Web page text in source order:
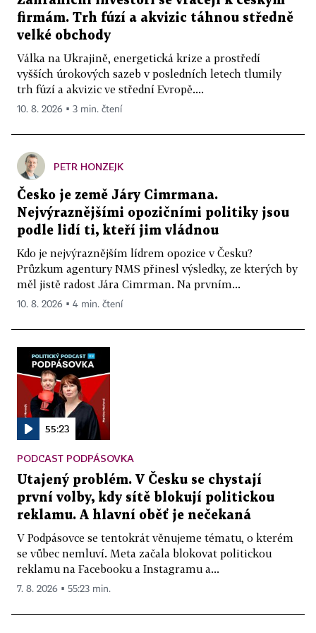
firmám. Trh fúzí a akvizic táhnou středně
velké obchody
Válka na Ukrajině, energetická krize a prostředí
vyšších úrokových sazeb v posledních letech tlumily
trh fúzí a akvizic ve střední Evropě....
10. 8. 2026 ▪ 3 min. čtení
PETR HONZEJK
Česko je země Járy Cimrmana.
Nejvýraznějšími opozičními politiky jsou
podle lidí ti, kteří jim vládnou
Kdo je nejvýraznějším lídrem opozice v Česku?
Průzkum agentury NMS přinesl výsledky, ze kterých by
měl jistě radost Jára Cimrman. Na prvním...
10. 8. 2026 ▪ 4 min. čtení
55:23
PODCAST PODPÁSOVKA
Utajený problém. V Česku se chystají
první volby, kdy sítě blokují politickou
reklamu. A hlavní oběť je nečekaná
V Podpásovce se tentokrát věnujeme tématu, o kterém
se vůbec nemluví. Meta začala blokovat politickou
reklamu na Facebooku a Instagramu a...
7. 8. 2026 ▪ 55:23 min.